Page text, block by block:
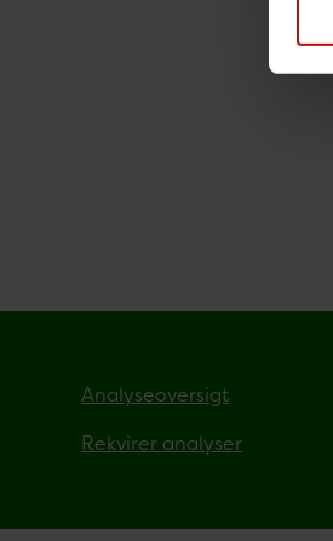
Analyseoversigt
Rekvirer analyser